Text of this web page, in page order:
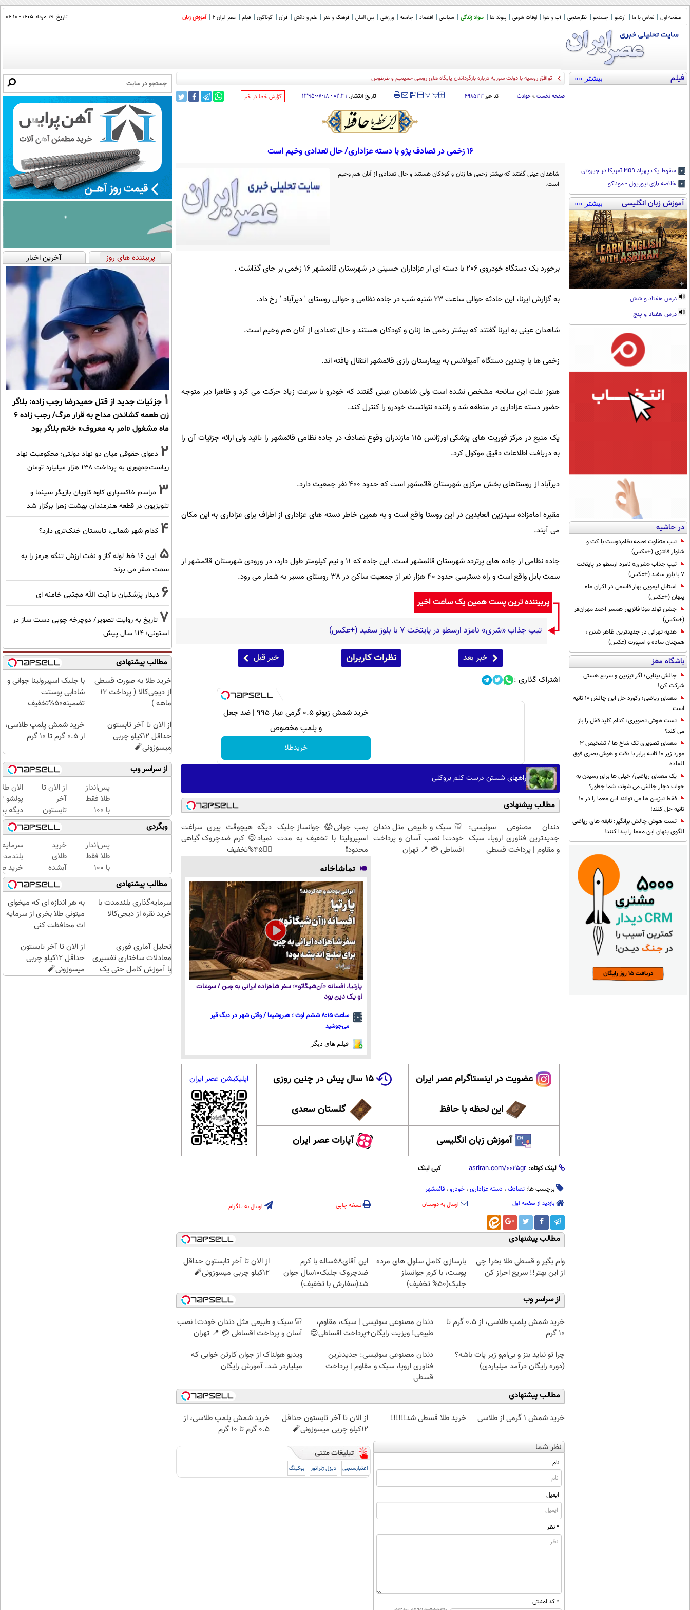
صفحه اول تماس با ما آرشیو جستجو نظرسنجی آب و هوا اوقات شرعی پیوند ها سواد زندگی سیاسی اقتصاد جامعه ورزشی بین الملل فرهنگ و هنر علم و دانش قرآن گوناگون فیلم عصر ایران 2 آموزش زبان تاریخ: ۱۹ مرداد ۱۴۰۵ - ۰۴:۱۰
فیلم بیشتر »»
سقوط یک پهپاد MQ۹ آمریکا در جیبوتی
خلاصه بازی لیورپول - موناکو
آموزش زبان انگلیسی بیشتر »»
درس هفتاد و شش
درس هفتاد و پنج
در حاشیه
تیپ متفاوت نعیمه نظام‌دوست با کت و
شلوار فانتزی (+عکس)
تیپ جذاب «شری» نامزد ارسطو در پایتخت
7 با بلوز سفید (+عکس)
استایل لیمویی بهار قاسمی در اکران ماه
پنهان (+عکس)
جشن تولد مونا فائزپور همسر احمد مهران‌فر
(+عکس)
هدیه تهرانی در جدیدترین ظاهر شدن ،
همچنان ساده و اسپورت (عکس)
باشگاه مغز
چالش بینایی؛ اگر تیزبین و سریع هستی
شرکت کن!
معمای ریاضی؛ رکورد حل این چالش 10 ثانیه
است
تست هوش تصویری: کدام کلید قفل را باز
می کند؟
معمای تصویری تک شاخ ها / تشخیص 3
مورد زیر 10 ثانیه برابر با دقت و هوش بصری فوق
العاده
یک معمای ریاضی/ خیلی ها برای رسیدن به
جواب دچار چالش می شوند، شما چطور؟
فقط تیزبین ها می توانند این معما را در 10
ثانیه حل کنند!
تست هوش چالش برانگیز: نابغه های ریاضی
الگوی پنهان این معما را پیدا کنند!
گردنکشی نتانیا_
صفحه نخست » حوادث کد خبر ۴۹۸۵۳۳ ‍‍‍ پپ تاریخ انتشار: ۰۲:۳۱ - ۱۸-۰۷-۱۳۹۵ ‌گزارش خطا در خبر
16 زخمی در تصادف پژو با دسته عزاداری/ حال تعدادی وخیم است
شاهدان عینی گفتند که بیشتر زخمی ها زنان و کودکان هستند و حال تعدادی از آنان هم وخیم
است.
برخورد یک دستگاه خودروی 206 با دسته ای از عزاداران حسینی در شهرستان قائمشهر 16 زخمی بر جای گذاشت .
به گزارش ایرنا، این حادثه حوالی ساعت 23 شنبه شب در جاده نظامی و حوالی روستای ' دیزآباد ' رخ داد.
شاهدان عینی به ایرنا گفتند که بیشتر زخمی ها زنان و کودکان هستند و حال تعدادی از آنان هم وخیم است.
زخمی ها با چندین دستگاه آمبولانس به بیمارستان رازی قائمشهر انتقال یافته اند.
هنوز علت این سانحه مشخص نشده است ولی شاهدان عینی گفتند که خودرو با سرعت زیاد حرکت می کرد و ظاهرا دیر متوجه
حضور دسته عزاداری در منطقه شد و راننده نتوانست خودرو را کنترل کند.
یک منبع در مرکز فوریت های پزشکی اورژانس 115 مازندران وقوع تصادف در جاده نظامی قائمشهر را تائید ولی ارائه جزئیات آن را
به دریافت اطلاعات دقیق موکول کرد.
دیزآباد از روستاهای بخش مرکزی شهرستان قائمشهر است که حدود 400 نفر جمعیت دارد.
مقبره امامزاده سیدزین العابدین در این روستا واقع است و به همین خاطر دسته های عزاداری از اطراف برای عزاداری به این مکان
می آیند.
جاده نظامی از جاده های پرتردد شهرستان قائمشهر است. این جاده که 11 و نیم کیلومتر طول دارد، در ورودی شهرستان قائمشهر از
سمت بابل واقع است و راه دسترسی حدود 40 هزار نفر از جمعیت ساکن در 38 روستای مسیر به شمار می رود.
پربیننده ترین پست همین یک ساعت اخیر
تیپ جذاب «شری» نامزد ارسطو در پایتخت 7 با بلوز سفید (+عکس)
خبر بعد نظرات کاربران خبر قبل
اشتراک گذاری :
خرید شمش زیوتو ۰.۵ گرمی عیار ۹۹۵ | ضد جعل
و پلمپ مخصوص
خریدطلا
راههای شستن درست کلم بروکلی
مطالب پیشنهادی
دندان مصنوعی سوئیسی:
جدیدترین فناوری اروپا، سبک
و مقاوم | پرداخت قسطی
🦷 سبک و طبیعی مثل دندان
خودت! نصب آسان و پرداخت
اقساطی 💳 📍 تهران
بمب جوانی😱 جوانساز جلبک
اسپیرولینا با تخفیف به مدت
محدود❗
دیگه هیچوقت پیری سراغت
نمیاد😉 کرم ضدچروک گیاهی
👈🏻45%تخفیف
تماشاخانه
پارتیا، افسانه «آن‌شیگائو»؛ سفر شاهزاده ایرانی به چین / سوغات
او یک دین بود
ساعت ۸:۱۵ ششم اوت ؛ هیروشیما / وقتی شهر در دیگ قیر
می‌جوشید
فیلم های دیگر
عضویت در اینستاگرام عصر ایران ۱۵ سال پیش در چنین روزی
این لحظه با حافظ گلستان سعدی
آموزش زبان انگلیسی آپارات عصر ایران
اپلیکیشن عصر ایران
لینک کوتاه: کپی لینک
برچسب ها: تصادف ، دسته عزاداری ، خودرو ، قائمشهر
بازدید از صفحه اول ارسال به دوستان نسخه چاپی ارسال به تلگرام
مطالب پیشنهادی
وام بگیر و قسطی طلا بخر! چی
از این بهتر!! سریع احراز کن
بازسازی کامل سلول های مرده
پوست، با کرم جوانساز
جلبک(50% تخفیف)
این آقای58ساله با کرم
ضدچروک جلبک10سال جوان
شد(سفارش با تخفیف)
از الان تا آخر تابستون حداقل
12کیلو چربی میسوزونی🧨
از سراسر وب
خرید شمش پلمپ طلاسی، از ۰.۵ گرم تا
۱۰ گرم
دندان مصنوعی سوئیسی | سبک، مقاوم،
طبیعی! ویزیت رایگان+پرداخت اقساطی😍
🦷 سبک و طبیعی مثل دندان خودت! نصب
آسان و پرداخت اقساطی 💳 📍 تهران
چرا تو نباید بنز و بی‌ام‌و زیر پات باشه؟
(دوره رایگان درآمد میلیاردی)
دندان مصنوعی سوئیسی: جدیدترین
فناوری اروپا، سبک و مقاوم | پرداخت
قسطی
ویدیو هولناک از جوان کارتن خوابی که
میلیاردر شد. آموزش رایگان
مطالب پیشنهادی
خرید شمش 1 گرمی از طلاسی
خرید طلا قسطی شد!!!!!!
از الان تا آخر تابستون حداقل
12کیلو چربی میسوزونی🧨
خرید شمش پلمپ طلاسی، از
۰.۵ گرم تا ۱۰ گرم
نظر شما
نام
ایمیل
* نظر
* کد امنیتی
اعتبارسنجی دیزل ژنراتور بوکینگ
پربیننده های روز آخرین اخبار
1 جزئیات جدید از قتل حمیدرضا رجب زاده: بلاگر
زن طعمه کشاندن مداح به قرار مرگ/ رجب زاده 6
ماه مشغول «امر به معروف» خانم بلاگر بود
2 دعوای حقوقی میان دو نهاد دولتی؛ محکومیت نهاد
ریاست‌جمهوری به پرداخت ۱۳۸ هزار میلیارد تومان
3 مراسم خاکسپاری کاوه کاویان بازیگر سینما و
تلویزیون در قطعه هنرمندان بهشت زهرا برگزار شد
4 کدام شهر شمالی، تابستان خنک‌تری دارد؟
5
این 16 خط لوله گاز و نفت ارزش تنگه هرمز را به
سمت صفر می برند
6 دیدار پزشکیان با آیت الله مجتبی خامنه ای
7 تاریخ به روایت تصویر/ دوچرخه چوبی دست ساز در
استونی؛ 114 سال پیش
مطالب پیشنهادی
خرید طلا به صورت قسطی
از دیجی‌کالا ( پرداخت 12
ماهه )
با جلبک اسپیرولینا جوانی و
شادابی پوستت
تضمینه50%تخفیف
از الان تا آخر تابستون
حداقل 12کیلو چربی
میسوزونی🧨
خرید شمش پلمپ طلاسی،
از ۰.۵ گرم تا ۱۰ گرم
از سراسر وب
پس‌انداز
طلا فقط
با ۱۰۰
هزارتومان
(امن و
راحت)
از الان تا
آخر
تابستون
حداقل
12کیلو
چربی
میسوزونی
🧨
الان
دیگه
طلا با
بی‌بهره
وبگردی
پس‌انداز
طلا فقط
با ۱۰۰
هزارتومان
(امن و
راحت)
خرید
طلای
آبشده
حتی با
۱۰۰هزارتومان
خرید
مطالب پیشنهادی
سرمایه‌گذاری بلندمدت با
خرید نقره از دیجی‌کالا
به هر اندازه ای که میخوای
میتونی طلا بخری از سرمایه
ات محافظت کنی
تحلیل آماری فوری
معادلات ساختاری تفسیری
با آموزش کامل حتی یک
از الان تا آخر تابستون
حداقل 12کیلو چربی
میسوزونی🧨